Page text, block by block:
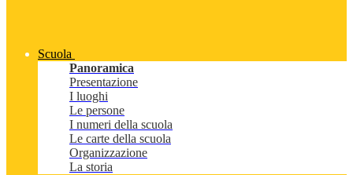
Scuola
Panoramica
Presentazione
I luoghi
Le persone
I numeri della scuola
Le carte della scuola
Organizzazione
La storia